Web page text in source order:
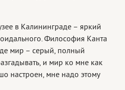
в Калининграде – яркий
Философия Канта
мир – серый, полный
и мир ко мне как
настроен, мне надо этому